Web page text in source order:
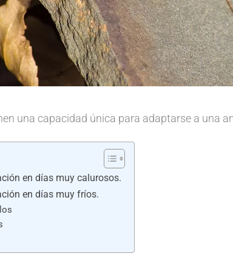
una capacidad única para adaptarse a una
en días muy calurosos.
en días muy fríos.